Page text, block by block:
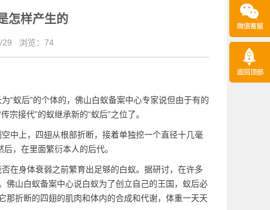
怎样产生的
29 浏览： 74
“蚁后”的个体的，佛山白蚁备案中心专家说但由于有的
接代”的蚁继承新的“蚁后”之位了。
中上，四翅从根部折断，接着单独挖一个直径十几毫
，在里面繁衍本人的后代。
在身体衰弱之前繁育出足够的白蚁。据研讨，在许多
佛山白蚁备案中心说白蚁为了创立自己的王国，蚁后必
那折断的四翅的肌肉和体内的合成和代谢，体重一天天